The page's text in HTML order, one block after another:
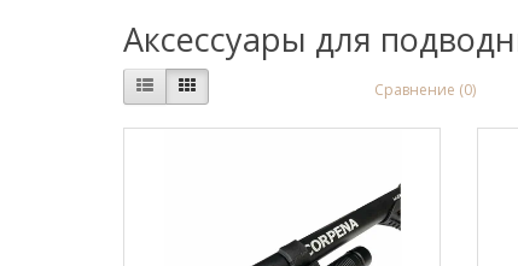
Аксессуары для
Сравнение (0)